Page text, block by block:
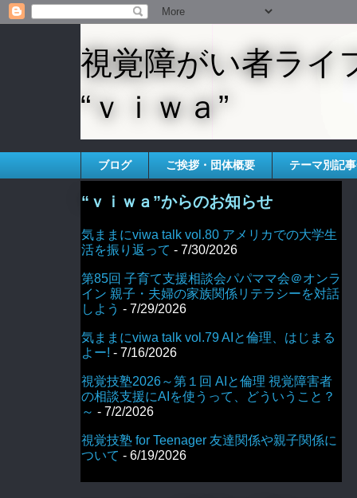
視覚障がい者ライ
“ｖｉｗａ”
ブログ ご挨拶・団体概要 テーマ別記
“ｖｉｗａ”からのお知らせ
気ままにviwa talk vol.80 アメリカでの大学生
活を振り返って - 7/30/2026
第85回 子育て支援相談会パパママ会＠オンラ
イン 親子・夫婦の家族関係リテラシーを対話
しよう - 7/29/2026
気ままにviwa talk vol.79 AIと倫理、はじまる
よー! - 7/16/2026
視覚技塾2026～第１回 AIと倫理 視覚障害者
の相談支援にAIを使うって、どういうこと？
～ - 7/2/2026
視覚技塾 for Teenager 友達関係や親子関係に
ついて - 6/19/2026